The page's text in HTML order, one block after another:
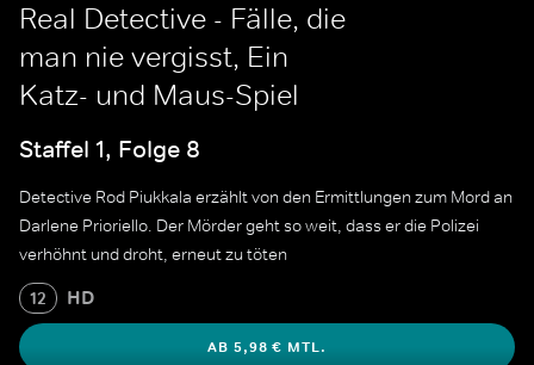
Real Detective - Fälle, die
man nie vergisst, Ein
Katz- und Maus-Spiel
Staffel 1, Folge 8
Detective Rod Piukkala erzählt von den Ermittlungen zum Mord an
Darlene Prioriello. Der Mörder geht so weit, dass er die Polizei
verhöhnt und droht, erneut zu töten
12 HD
AB 5,98 € MTL.